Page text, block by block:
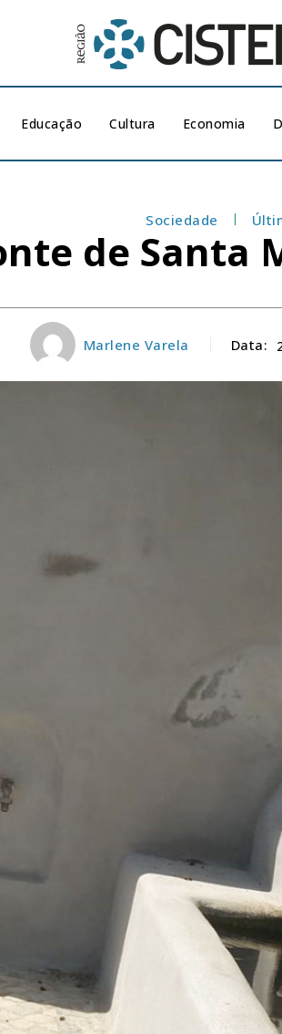
Educação Cultura Economia
Sociedade
de Santa
Marlene Varela Data: